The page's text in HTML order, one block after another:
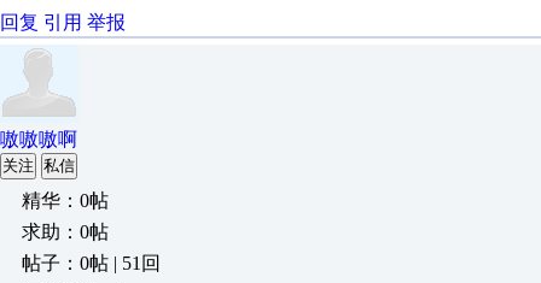
回复 引用 举报
嗷嗷嗷啊
关注 私信
精华：0帖
求助：0帖
帖子：0帖 | 51回